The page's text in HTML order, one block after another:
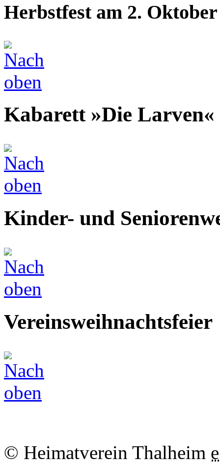
Herbstfest am 2. Oktober
Kabarett »Die Larven«
Kinder- und
Vereinsweihnachtsfeier
© Heimatverein Thalheim